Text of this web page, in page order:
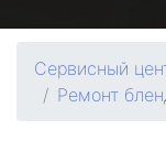
Сервисный
Ремонт